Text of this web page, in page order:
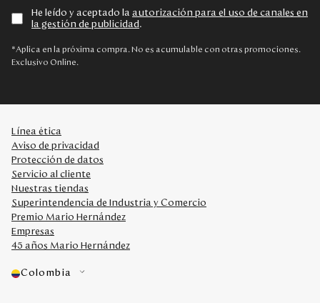
He leído y aceptado la autorización para el uso de canales en
la gestión de publicidad .
*Aplica en la próxima compra. No es acumulable con otras promociones.
Exclusivo Online.
Línea ética
Aviso de privacidad
Protección de datos
Servicio al cliente
Nuestras tiendas
Superintendencia de Industria y Comercio
Premio Mario Hernández
Empresas
45 años Mario Hernández
Colombia